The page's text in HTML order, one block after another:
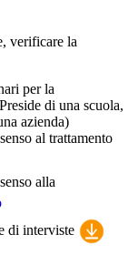
verificare la
per la
di una scuola,
azienda)
al trattamento
alla
di interviste